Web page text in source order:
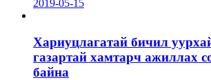
2019-05-15
Хариуцлагатай бичил
газартай хамтарч ажиллах
байна